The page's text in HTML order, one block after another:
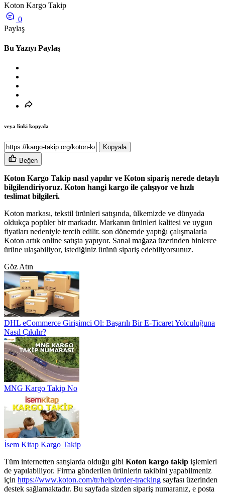
Koton Kargo Takip
0
Paylaş
Bu Yazıyı Paylaş
veya linki kopyala
Kopyala
Beğen
Koton Kargo Takip nasıl yapılır ve Koton sipariş nerede detaylı
bilgilendiriyoruz. Koton hangi kargo ile çalışıyor ve hızlı
teslimat bilgileri.
Koton markası, tekstil ürünleri satışında, ülkemizde ve dünyada
oldukça popüler bir markadır. Markanın ürünleri kalitesi ve uygun
fiyatları nedeniyle tercih edilir. son dönemde yaptığı çalışmalarla
Koton artık online satışta yapıyor. Sanal mağaza üzerinden binlerce
ürüne ulaşabiliyor, istediğiniz ürünü sipariş edebiliyorsunuz.
Göz Atın
DHL eCommerce Girişimci Ol: Başarılı Bir E-Ticaret Yolculuğuna
Nasıl Çıkılır?
MNG Kargo Takip No
İsem Kitap Kargo Takip
Tüm internetten satışlarda olduğu gibi Koton kargo takip işlemleri
de yapılabiliyor. Firma gönderilen ürünlerin takibini yapabilmeniz
için https://www.koton.com/tr/help/order-tracking sayfası üzerinden
destek sağlamaktadır. Bu sayfada sizden sipariş numaranız, e posta